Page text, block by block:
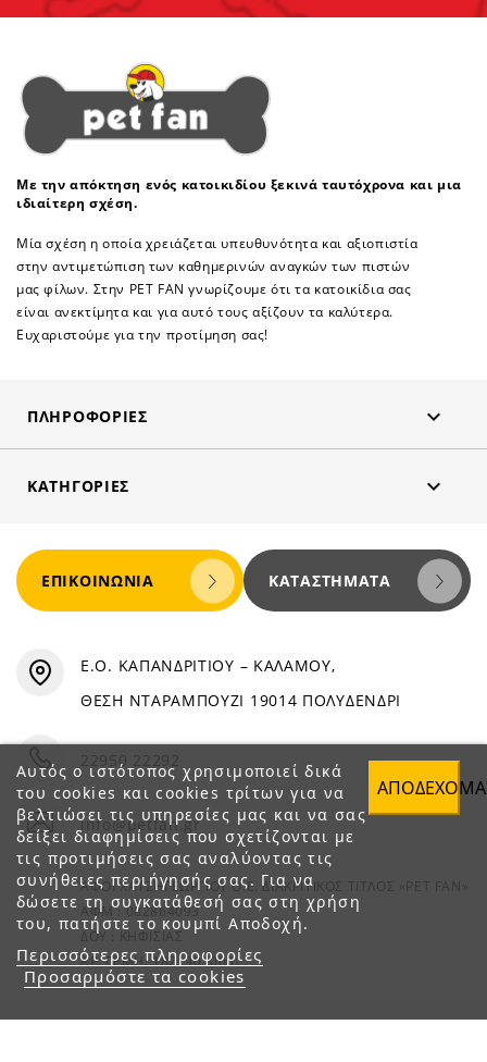
Με την απόκτηση ενός κατοικιδίου ξεκινά ταυτόχρονα και μια
ιδιαίτερη σχέση.
Μία σχέση η οποία χρειάζεται υπευθυνότητα και αξιοπιστία
στην αντιμετώπιση των καθημερινών αναγκών των πιστών
μας φίλων. Στην PET FAN γνωρίζουμε ότι τα κατοικίδια σας
είναι ανεκτίμητα και για αυτό τους αξίζουν τα καλύτερα.
Ευχαριστούμε για την προτίμηση σας!
ΠΛΗΡΟΦΟΡΊΕΣ 
ΚΑΤΗΓΟΡΊΕΣ 
Αυτός ο ιστότοπος χρησιμοποιεί δικά
του cookies και cookies τρίτων για να
βελτιώσει τις υπηρεσίες μας και να σας
δείξει διαφημίσεις που σχετίζονται με
τις προτιμήσεις σας αναλύοντας τις
συνήθειες περιήγησής σας. Για να
δώσετε τη συγκατάθεσή σας στη χρήση
του, πατήστε το κουμπί Αποδοχή.
Περισσότερες πληροφορίες
Προσαρμόστε τα cookies
ΕΠΙΚΟΙΝΩΝΊΑ ΚΑΤΑΣΤΉΜΑΤΑ
Ε.Ο. ΚΑΠΑΝΔΡΙΤΙΟΥ – ΚΑΛΑΜΟΥ,
ΘΕΣΗ ΝΤΑΡΑΜΠΟΥΖΙ 19014 ΠΟΛΥΔΕΝΔΡΙ
22950 22292
info@petfan.gr
ΑΦΟΙ ΧΑΤΖΗΓΕΩΡΓΙΟΥ Ο.Ε. ΔΙΑΚΡΙΤΙΚΟΣ ΤΙΤΛΟΣ «PET FAN»
ΑΦΜ : 082864093
ΔΟΥ : ΚΗΦΙΣΙΑΣ
ΑΡ. ΓΕΜΗ: 1821901000